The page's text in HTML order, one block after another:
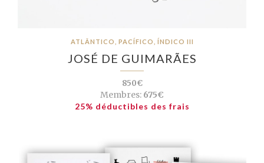
ATLÂNTICO, PACÍFICO, ÍNDICO III
JOSÉ DE GUIMARÃES
850€
Membres: 675€
25% déductibles des frais